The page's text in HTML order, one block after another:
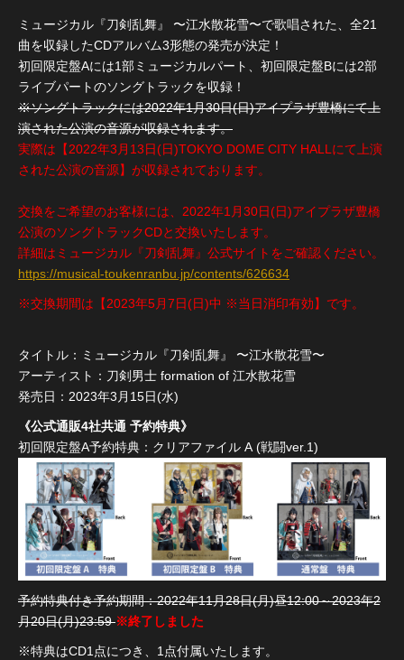
ミュージカル『刀剣乱舞』 〜江水散花雪〜で歌唱された、全21
曲を収録したCDアルバム3形態の発売が決定！
初回限定盤Aには1部ミュージカルパート、初回限定盤Bには2部
ライブパートのソングトラックを収録！
※ソングトラックには2022年1月30日(日)アイプラザ豊橋にて上
演された公演の音源が収録されます。
実際は【2022年3月13日(日)TOKYO DOME CITY HALLにて上演
された公演の音源】が収録されております。
交換をご希望のお客様には、2022年1月30日(日)アイプラザ豊橋
公演のソングトラックCDと交換いたします。
詳細はミュージカル『刀剣乱舞』公式サイトをご確認ください。
https://musical-toukenranbu.jp/contents/626634
※交換期間は【2023年5月7日(日)中 ※当日消印有効】です。
タイトル：ミュージカル『刀剣乱舞』 〜江水散花雪〜
アーティスト：刀剣男士 formation of 江水散花雪
発売日：2023年3月15日(水)
《公式通販4社共通 予約特典》
初回限定盤A予約特典：クリアファイル A (戦闘ver.1)
予約特典付き予約期間：2022年11月28日(月)昼12:00～2023年2
月20日(月)23:59※終了しました
※特典はCD1点につき、1点付属いたします。